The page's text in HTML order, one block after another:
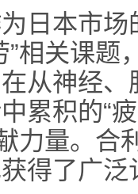
日本市
”相关课
从神经
累积的“
力量。
得了广泛